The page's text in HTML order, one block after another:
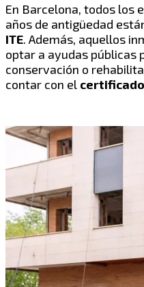
En Barcelona, todos los
años de antigüedad
ITE. Además, aquellos
optar a ayudas públicas
conservación o
contar con el certificado